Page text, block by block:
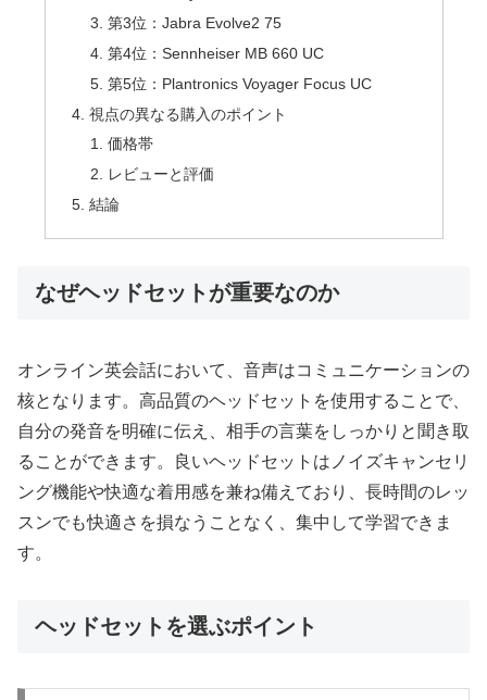
第3位：Jabra Evolve2 75
第4位：Sennheiser MB 660 UC
第5位：Plantronics Voyager Focus UC
視点の異なる購入のポイント
価格帯
レビューと評価
結論
なぜヘッドセットが重要なのか
オンライン英会話において、音声はコミュニケーションの
核となります。高品質のヘッドセットを使用することで、
自分の発音を明確に伝え、相手の言葉をしっかりと聞き取
ることができます。良いヘッドセットはノイズキャンセリ
ング機能や快適な着用感を兼ね備えており、長時間のレッ
スンでも快適さを損なうことなく、集中して学習できま
す。
ヘッドセットを選ぶポイント